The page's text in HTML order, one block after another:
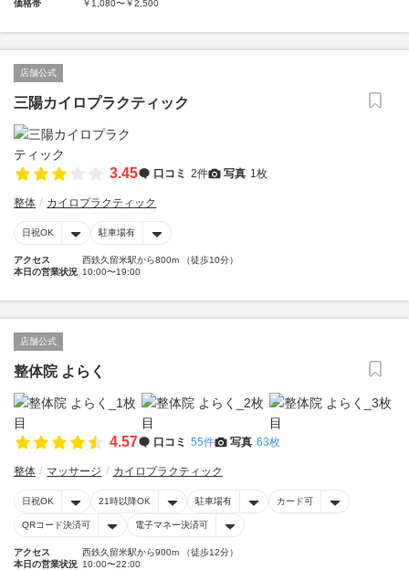
価格帯 ￥1,080〜￥2,500
店舗公式
三陽カイロプラクティック
3.45 口コミ 2件 写真 1枚
整体 カイロプラクティック
日祝OK 駐車場有
アクセス
西鉄久留米駅から800m （徒歩10分）
本日の営業状況 10:00〜19:00
店舗公式
整体院 よらく
4.57 口コミ 55件 写真 63枚
整体 マッサージ カイロプラクティック
日祝OK 21時以降OK 駐車場有 カード可
QRコード決済可 電子マネー決済可
アクセス
西鉄久留米駅から900m （徒歩12分）
本日の営業状況 10:00〜22:00